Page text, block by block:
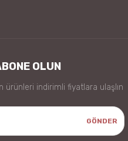
OLUN
ürünleri indirimli fiyatlara ulaşlın
GÖNDER